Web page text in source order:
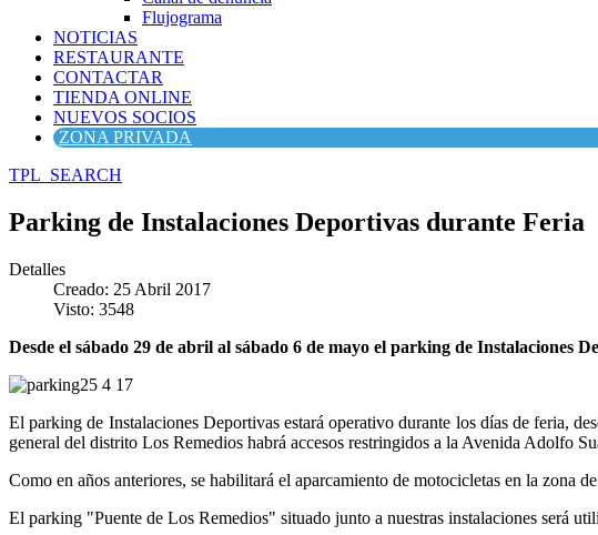
Flujograma
NOTICIAS
RESTAURANTE
CONTACTAR
TIENDA ONLINE
NUEVOS SOCIOS
ZONA PRIVADA
TPL_SEARCH
Parking de Instalaciones Deportivas durante Feria
Detalles
Creado: 25 Abril 2017
Visto: 3548
Desde el sábado 29 de abril al sábado 6 de mayo el parking de
El parking de Instalaciones Deportivas estará operativo durante los días de feria,
general del distrito Los Remedios habrá accesos restringidos a la Avenida Adolfo
Como en años anteriores, se habilitará el aparcamiento de motocicletas en la zona
El parking "Puente de Los Remedios" situado junto a nuestras instalaciones será